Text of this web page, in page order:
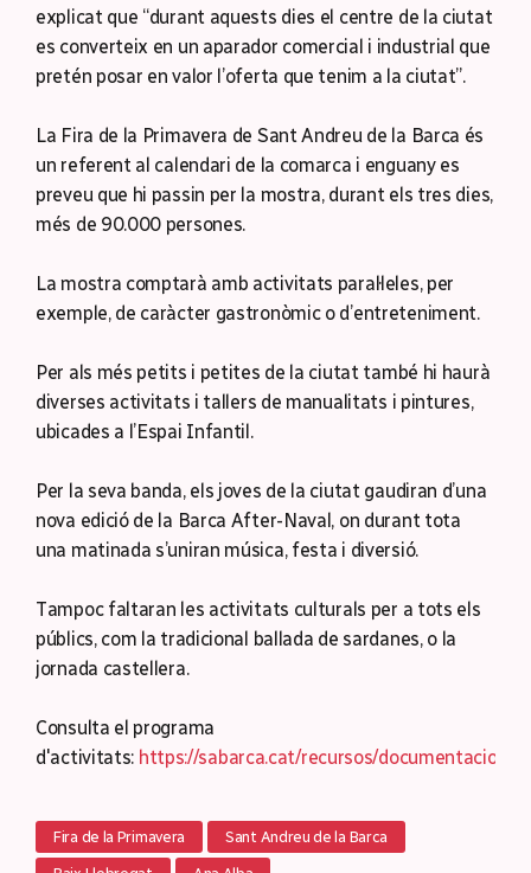
explicat que “durant aquests dies el centre de la ciutat
es converteix en un aparador comercial i industrial que
pretén posar en valor l’oferta que tenim a la ciutat”.
La Fira de la Primavera de Sant Andreu de la Barca és
un referent al calendari de la comarca i enguany es
preveu que hi passin per la mostra, durant els tres dies,
més de 90.000 persones.
La mostra comptarà amb activitats paral·leles, per
exemple, de caràcter gastronòmic o d’entreteniment.
Per als més petits i petites de la ciutat també hi haurà
diverses activitats i tallers de manualitats i pintures,
ubicades a l’Espai Infantil.
Per la seva banda, els joves de la ciutat gaudiran d’una
nova edició de la Barca After-Naval, on durant tota
una matinada s’uniran música, festa i diversió.
Tampoc faltaran les activitats culturals per a tots els
públics, com la tradicional ballada de sardanes, o la
jornada castellera.
Consulta el programa
d'activitats: https://sabarca.cat/recursos/
Fira de la Primavera Sant Andreu de la Barca